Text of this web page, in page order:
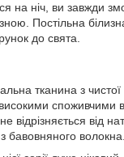
на ніч, ви завжди
Постільна
до свята.
тканина з
споживчими
відрізняється від
бавовняного волокна.